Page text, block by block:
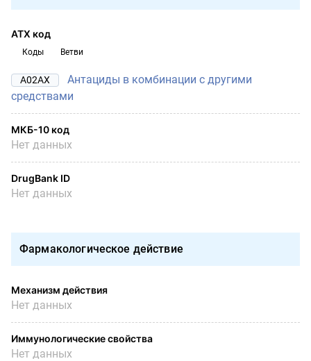
АТХ код
Коды Ветви
A02AX
Антациды в комбинации с другими
средствами
МКБ-10 код
Нет данных
DrugBank ID
Нет данных
Фармакологическое действие
Механизм действия
Нет данных
Иммунологические свойства
Нет данных